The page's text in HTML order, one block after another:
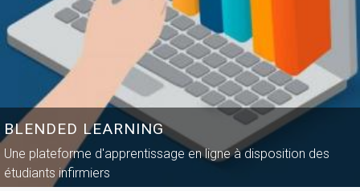
BLENDED LEARNING
Une plateforme d'apprentissage en ligne à disposition des
étudiants infirmiers